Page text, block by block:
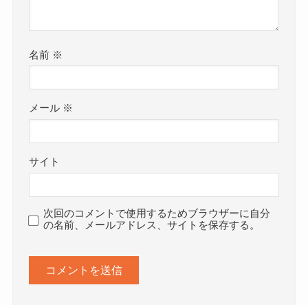
名前 ※
メール ※
サイト
次回のコメントで使用するためブラウザーに自分
の名前、メールアドレス、サイトを保存する。